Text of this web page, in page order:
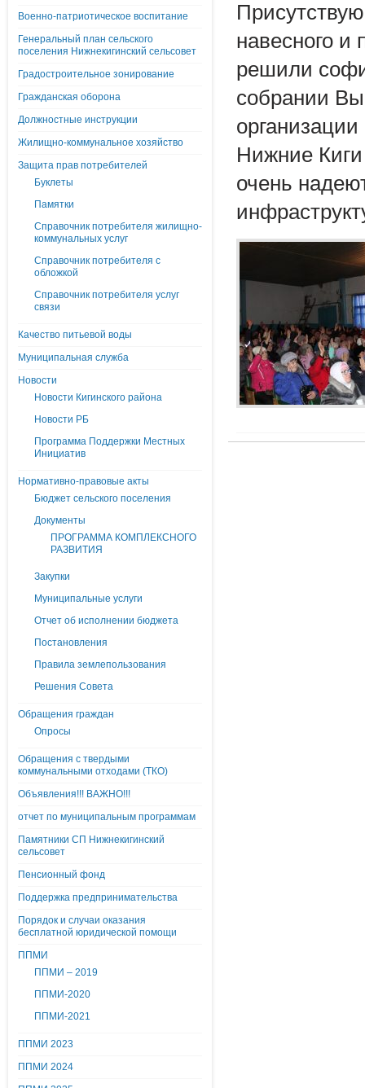
Военно-патриотическое воспитание
Генеральный план сельского
поселения Нижнекигинский сельсовет
Градостроительное зонирование
Гражданская оборона
Должностные инструкции
Жилищно-коммунальное хозяйство
Защита прав потребителей
Буклеты
Памятки
Справочник потребителя жилищно-
коммунальных услуг
Справочник потребителя с
обложкой
Справочник потребителя услуг
связи
Качество питьевой воды
Муниципальная служба
Новости
Новости Кигинского района
Новости РБ
Программа Поддержки Местных
Инициатив
Нормативно-правовые акты
Бюджет сельского поселения
Документы
ПРОГРАММА КОМПЛЕКСНОГО
РАЗВИТИЯ
Закупки
Муниципальные услуги
Отчет об исполнении бюджета
Постановления
Правила землепользования
Решения Совета
Обращения граждан
Опросы
Обращения с твердыми
коммунальными отходами (ТКО)
Объявления!!! ВАЖНО!!!
отчет по муниципальным программам
Памятники СП Нижнекигинский
сельсовет
Пенсионный фонд
Поддержка предпринимательства
Порядок и случаи оказания
бесплатной юридической помощи
ППМИ
ППМИ – 2019
ППМИ-2020
ППМИ-2021
ППМИ 2023
ППМИ 2024
навесного и
решили
собрании
Нижние
очень